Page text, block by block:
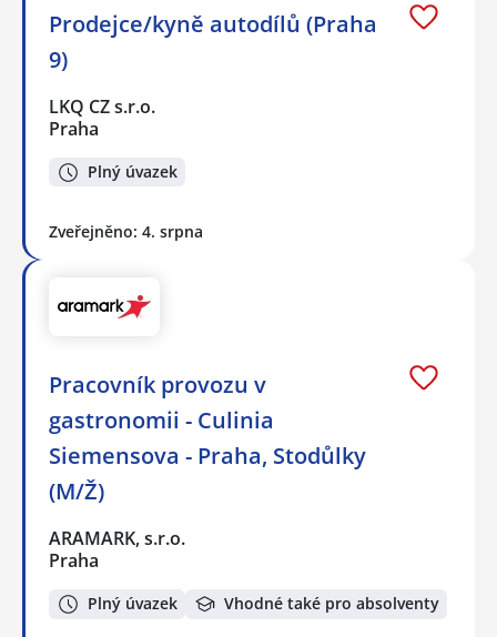
Prodejce/kyně autodílů (Praha
9)
LKQ CZ s.r.o.
Praha
Plný úvazek
Zveřejněno: 4. srpna
Pracovník provozu v
gastronomii - Culinia
Siemensova - Praha, Stodůlky
(M/Ž)
ARAMARK, s.r.o.
Praha
Plný úvazek Vhodné také pro absolventy